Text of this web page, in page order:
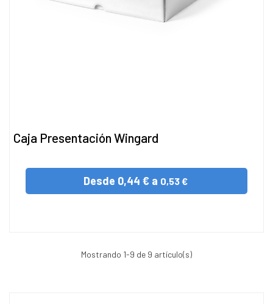
Caja Presentación Wingard
Desde 0,44 € a 0,53 €
Mostrando 1-9 de 9 artículo(s)